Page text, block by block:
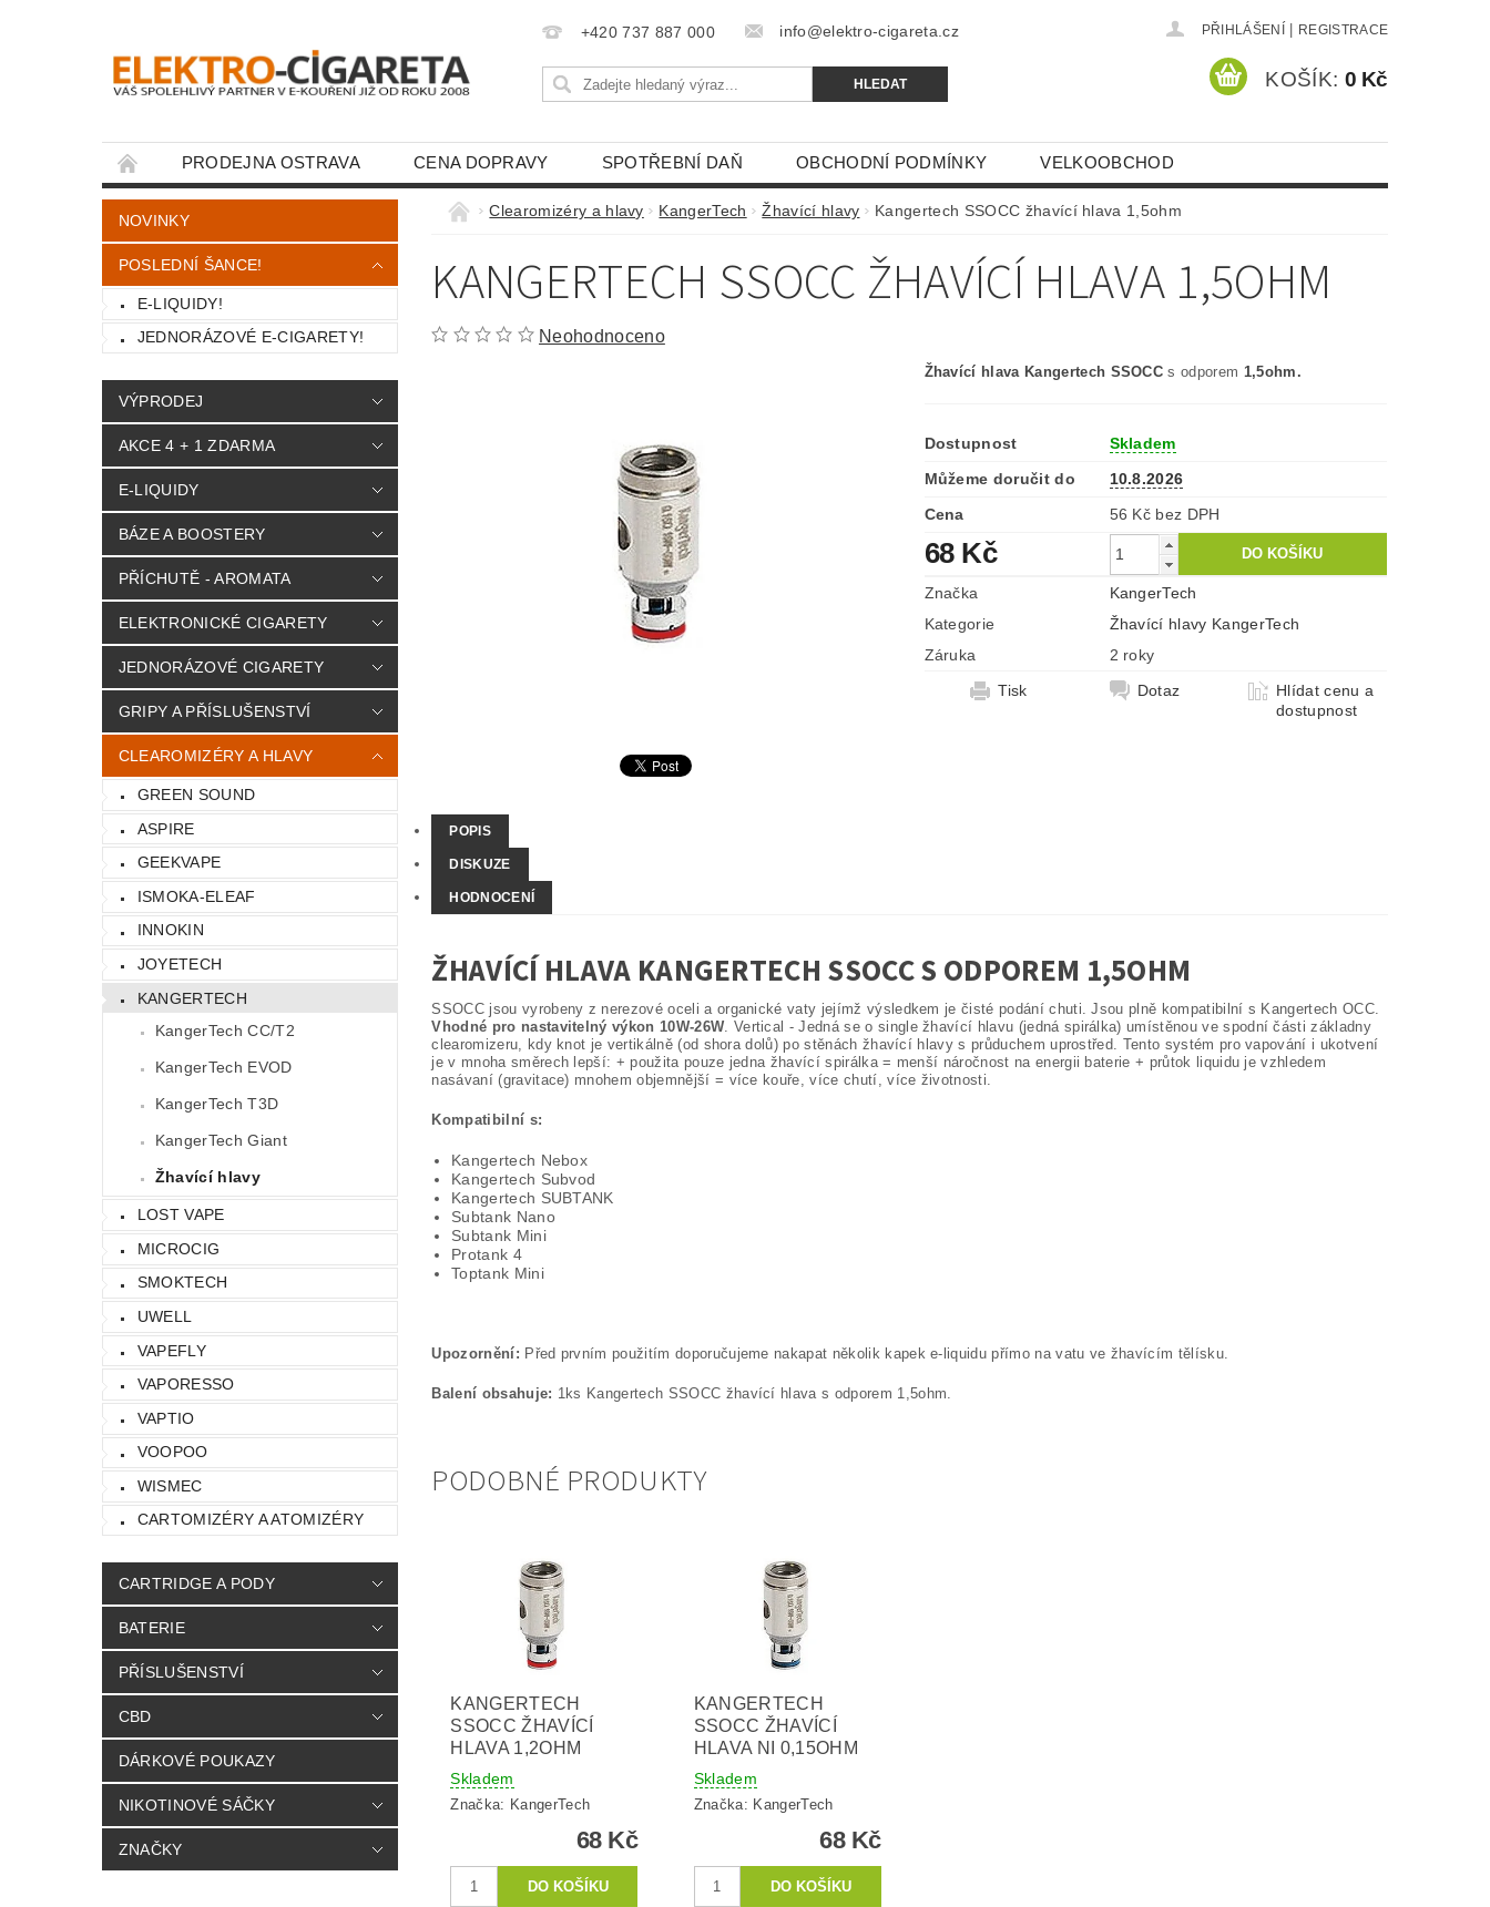
+420 737 887 000 info@elektro-cigareta.cz PŘIHLÁŠENÍ REGISTRACE
KOŠÍK: 0 Kč
PRODEJNA OSTRAVA CENA DOPRAVY SPOTŘEBNÍ DAŇ OBCHODNÍ PODMÍNKY VELKOOBCHOD
KONTAKTY
NOVINKY
POSLEDNÍ ŠANCE!
E-LIQUIDY!
JEDNORÁZOVÉ E-CIGARETY!
VÝPRODEJ
AKCE 4 + 1 ZDARMA
E-LIQUIDY
BÁZE A BOOSTERY
PŘÍCHUTĚ - AROMATA
ELEKTRONICKÉ CIGARETY
JEDNORÁZOVÉ CIGARETY
GRIPY A PŘÍSLUŠENSTVÍ
CLEAROMIZÉRY A HLAVY
GREEN SOUND
ASPIRE
GEEKVAPE
ISMOKA-ELEAF
INNOKIN
JOYETECH
KANGERTECH
KangerTech CC/T2
KangerTech EVOD
KangerTech T3D
KangerTech Giant
Žhavící hlavy
LOST VAPE
MICROCIG
SMOKTECH
UWELL
VAPEFLY
VAPORESSO
VAPTIO
VOOPOO
WISMEC
CARTOMIZÉRY A ATOMIZÉRY
CARTRIDGE A PODY
BATERIE
PŘÍSLUŠENSTVÍ
CBD
DÁRKOVÉ POUKAZY
NIKOTINOVÉ SÁČKY
ZNAČKY
Clearomizéry a hlavy KangerTech Žhavící hlavy Kangertech SSOCC žhavící hlava 1,5ohm
KANGERTECH SSOCC ŽHAVÍCÍ HLAVA 1,5OHM
Neohodnoceno
Žhavící hlava Kangertech SSOCC s odporem 1,5ohm.
Dostupnost
Skladem
Můžeme doručit do
10.8.2026
Cena
56 Kč bez DPH
68 Kč
Značka
KangerTech
Kategorie
Žhavící hlavy KangerTech
Záruka
2 roky
Tisk
Dotaz
Hlídat cenu a
dostupnost
POPIS
DISKUZE
HODNOCENÍ
ŽHAVÍCÍ HLAVA KANGERTECH SSOCC S ODPOREM 1,5OHM
SSOCC jsou vyrobeny z nerezové oceli a organické vaty jejímž výsledkem je čisté podání chuti. Jsou plně kompatibilní s Kangertech OCC.
Vhodné pro nastavitelný výkon 10W-26W. Vertical - Jedná se o single žhavící hlavu (jedná spirálka) umístěnou ve spodní části základny
clearomizeru, kdy knot je vertikálně (od shora dolů) po stěnách žhavící hlavy s průduchem uprostřed. Tento systém pro vapování i ukotvení
je v mnoha směrech lepší: + použita pouze jedna žhavící spirálka = menší náročnost na energii baterie + průtok liquidu je vzhledem
nasávaní (gravitace) mnohem objemnější = více kouře, více chutí, více životnosti.
Kompatibilní s:
Kangertech Nebox
Kangertech Subvod
Kangertech SUBTANK
Subtank Nano
Subtank Mini
Protank 4
Toptank Mini
Upozornění: Před prvním použitím doporučujeme nakapat několik kapek e-liquidu přímo na vatu ve žhavícím tělísku.
Balení obsahuje: 1ks Kangertech SSOCC žhavící hlava s odporem 1,5ohm.
PODOBNÉ PRODUKTY
KANGERTECH
SSOCC ŽHAVÍCÍ
HLAVA 1,2OHM
Skladem
Značka: KangerTech
68 Kč
KANGERTECH
SSOCC ŽHAVÍCÍ
HLAVA NI 0,15OHM
Skladem
Značka: KangerTech
68 Kč